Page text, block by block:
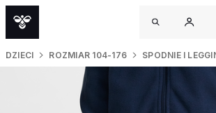
DZIECI ROZMIAR 104-176 SPODNIE I